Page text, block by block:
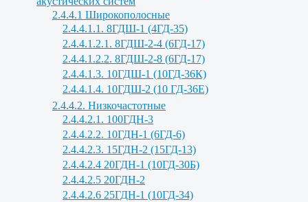
2.4.4.1 Широкополосные
2.4.4.1.1. 8ГДШ-1 (4ГД-35)
2.4.4.1.2.1. 8ГДШ-2-4 (6ГД-17)
2.4.4.1.2.2. 8ГДШ-2-8 (6ГД-17)
2.4.4.1.3. 10ГДШ-1 (10ГД-36К)
2.4.4.1.4. 10ГДШ-2 (10 ГД-36Е)
2.4.4.2. Низкочастотные
2.4.4.2.1. 100ГДН-3
2.4.4.2.2. 10ГДН-1 (6ГД-6)
2.4.4.2.3. 15ГДН-2 (15ГД-13)
2.4.4.2.4 20ГДН-1 (10ГД-30Б)
2.4.4.2.5 20ГДН-2
2.4.4.2.6 25ГДН-1 (10ГД-34)